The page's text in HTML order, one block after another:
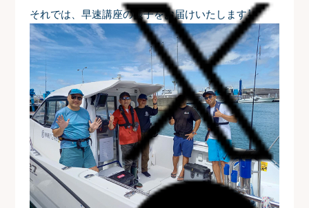
それでは、早速講座の様子をお届けいたします⇩